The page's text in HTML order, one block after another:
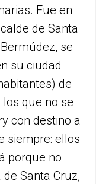
Fue en
de Santa
se
su ciudad
de
que no se
con destino a
siempre: ellos
porque no
Santa Cruz,